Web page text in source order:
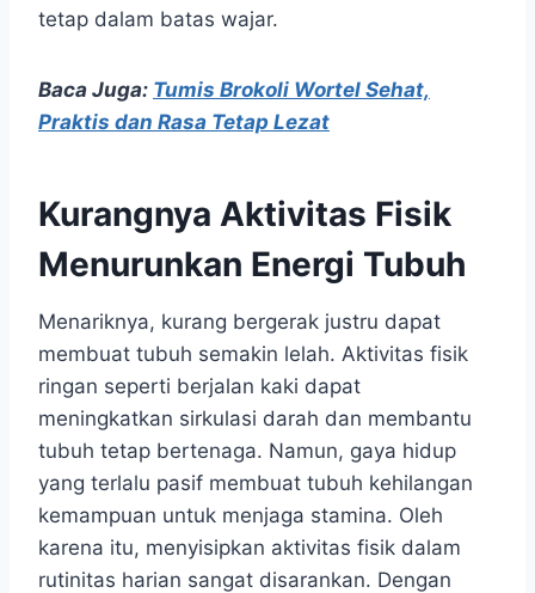
tetap dalam batas wajar.
Baca Juga: Tumis Brokoli Wortel Sehat,
Praktis dan Rasa Tetap Lezat
Kurangnya Aktivitas Fisik
Menurunkan Energi Tubuh
Menariknya, kurang bergerak justru dapat
membuat tubuh semakin lelah. Aktivitas fisik
ringan seperti berjalan kaki dapat
meningkatkan sirkulasi darah dan membantu
tubuh tetap bertenaga. Namun, gaya hidup
yang terlalu pasif membuat tubuh kehilangan
kemampuan untuk menjaga stamina. Oleh
karena itu, menyisipkan aktivitas fisik dalam
rutinitas harian sangat disarankan. Dengan